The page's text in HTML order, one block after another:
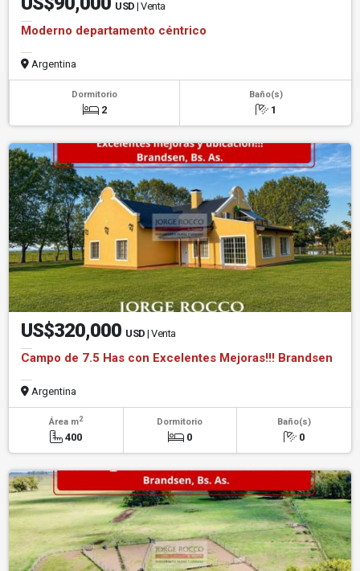
USD | Venta
Moderno departamento céntrico
Argentina
Dormitorio
2
Baño(s)
1
US$320,000 USD | Venta
Campo de 7.5 Has con Excelentes Mejoras!!! Brandsen
Argentina
Área m2
400
Dormitorio
0
Baño(s)
0